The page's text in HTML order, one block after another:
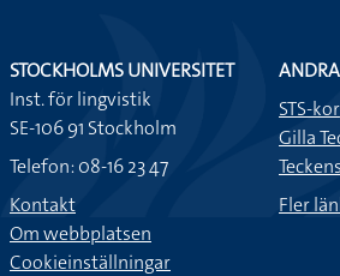
STOCKHOLMS UNIVERSITET
Inst. för lingvistik
SE-106 91 Stockholm
Telefon: 08-16 23 47
Kontakt
Om webbplatsen
Cookieinställningar
STS-
Gilla
Fler